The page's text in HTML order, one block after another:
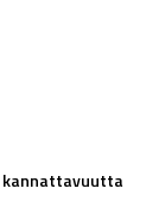
kannattavuutta